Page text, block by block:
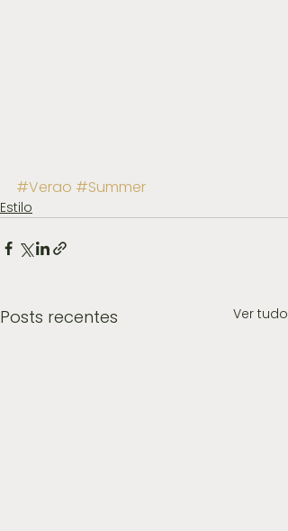
#Verao #Summer
Estilo
Posts recentes Ver tudo